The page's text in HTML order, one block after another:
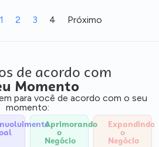
1 2 3 4 Próximo
de acordo com
Momento
para você de acordo com o seu
momento:
Aprimorando
o
Negócio
Expandindo
o
Negócio